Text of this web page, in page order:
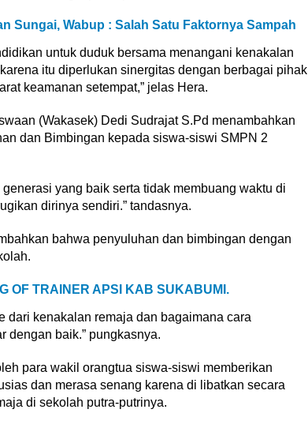
Sungai, Wabup : Salah Satu Faktornya Sampah
untuk duduk bersama menangani kenakalan
itu diperlukan sinergitas dengan berbagai pihak
keamanan setempat,” jelas Hera.
(Wakasek) Dedi Sudrajat S.Pd menambahkan
dan Bimbingan kepada siswa-siswi SMPN 2
yang baik serta tidak membuang waktu di
dirinya sendiri.” tandasnya.
bahwa penyuluhan dan bimbingan dengan
OF TRAINER APSI KAB SUKABUMI.
dari kenakalan remaja dan bagaimana cara
dengan baik.” pungkasnya.
para wakil orangtua siswa-siswi memberikan
dan merasa senang karena di libatkan secara
di sekolah putra-putrinya.